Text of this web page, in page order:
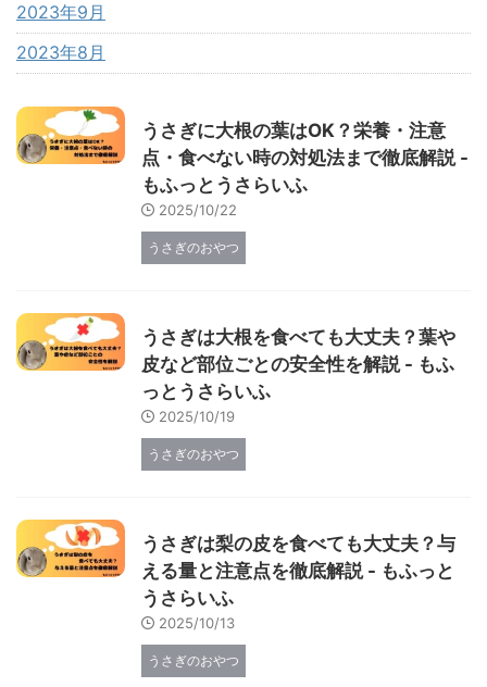
2023年9月
2023年8月
うさぎに大根の葉はOK？栄養・注意
点・食べない時の対処法まで徹底解説 -
もふっとうさらいふ
2025/10/22
うさぎのおやつ
うさぎは大根を食べても大丈夫？葉や
皮など部位ごとの安全性を解説 - もふ
っとうさらいふ
2025/10/19
うさぎのおやつ
うさぎは梨の皮を食べても大丈夫？与
える量と注意点を徹底解説 - もふっと
うさらいふ
2025/10/13
うさぎのおやつ